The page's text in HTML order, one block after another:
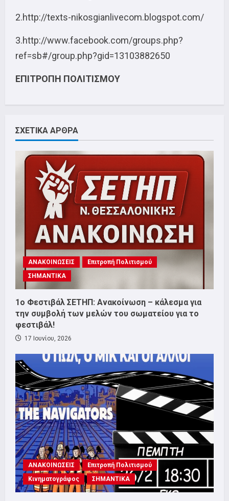
2.http://texts-nikosgianlivecom.blogspot.com/
3.http://www.facebook.com/groups.php?
ref=sb#/group.php?gid=13103882650
ΕΠΙΤΡΟΠΗ ΠΟΛΙΤΙΣΜΟΥ
ΣΧΕΤΙΚΑ ΑΡΘΡΑ
ΑΝΑΚΟΙΝΩΣΕΙΣ
Επιτροπή Πολιτισμού
ΣΗΜΑΝΤΙΚΑ
1o Φεστιβάλ ΣΕΤΗΠ: Ανακοίνωση – κάλεσμα για
την συμβολή των μελών του σωματείου για το
φεστιβάλ!
17 Ιουνίου, 2026
ΑΝΑΚΟΙΝΩΣΕΙΣ
Επιτροπή Πολιτισμού
Κινηματογράφος
ΣΗΜΑΝΤΙΚΑ